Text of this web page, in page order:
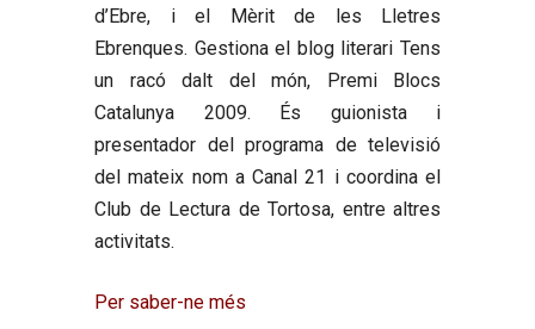
d’Ebre, i el Mèrit de les Lletres
Ebrenques. Gestiona el blog literari Tens
un racó dalt del món, Premi Blocs
Catalunya 2009. És guionista i
presentador del programa de televisió
del mateix nom a Canal 21 i coordina el
Club de Lectura de Tortosa, entre altres
activitats.
Per saber-ne més